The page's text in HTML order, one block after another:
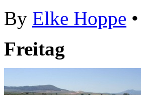
By Elke Hoppe
Freitag